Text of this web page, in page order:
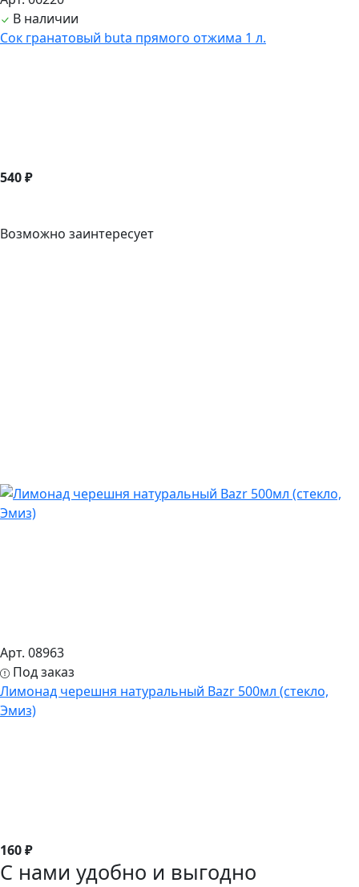
В наличии
Сок гранатовый buta прямого отжима 1 л.
540 ₽
Возможно заинтересует
Арт. 08963
Под заказ
Лимонад черешня натуральный Bazr 500мл (стекло,
Эмиз)
160 ₽
С нами удобно и выгодно